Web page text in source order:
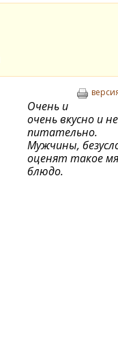
Очень и
очень вкусно и
питательно.
Мужчины,
оценят такое
блюдо.